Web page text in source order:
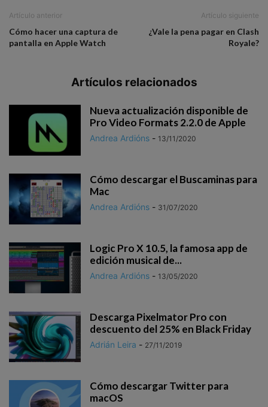
Artículo anterior
Cómo hacer una captura de
pantalla en Apple Watch
Artículo siguiente
¿Vale la pena pagar en Clash
Royale?
Artículos relacionados
Nueva actualización disponible de
Pro Video Formats 2.2.0 de Apple
Andrea Ardións - 13/11/2020
Cómo descargar el Buscaminas para
Mac
Andrea Ardións - 31/07/2020
Logic Pro X 10.5, la famosa app de
edición musical de...
Andrea Ardións - 13/05/2020
Descarga Pixelmator Pro con
descuento del 25% en Black Friday
Adrián Leira - 27/11/2019
Cómo descargar Twitter para
macOS